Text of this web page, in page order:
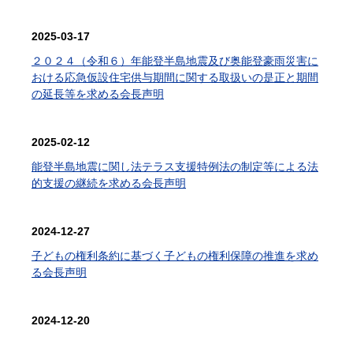
2025-03-17
２０２４（令和６）年能登半島地震及び奥能登豪雨災害に
おける応急仮設住宅供与期間に関する取扱いの是正と期間
の延長等を求める会長声明
2025-02-12
能登半島地震に関し法テラス支援特例法の制定等による法
的支援の継続を求める会長声明
2024-12-27
子どもの権利条約に基づく子どもの権利保障の推進を求め
る会長声明
2024-12-20